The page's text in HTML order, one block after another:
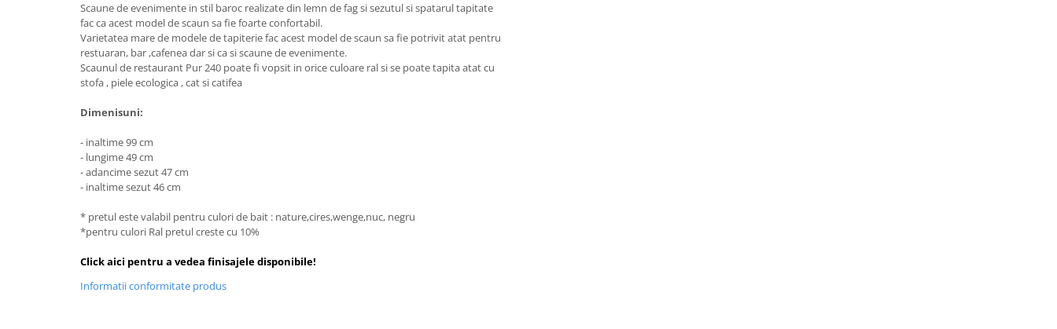
Scaune de evenimente in stil baroc realizate din lemn de fag si sezutul si spatarul tapitate
fac ca acest model de scaun sa fie foarte confortabil.
Varietatea mare de modele de tapiterie fac acest model de scaun sa fie potrivit atat pentru
restuaran, bar ,cafenea dar si ca si scaune de evenimente.
Scaunul de restaurant Pur 240 poate fi vopsit in orice culoare ral si se poate tapita atat cu
stofa , piele ecologica , cat si catifea
Dimenisuni:
- inaltime 99 cm
- lungime 49 cm
- adancime sezut 47 cm
- inaltime sezut 46 cm
* pretul este valabil pentru culori de bait : nature,cires,wenge,nuc, negru
*pentru culori Ral pretul creste cu 10%
Click aici pentru a vedea finisajele disponibile!
Informatii conformitate produs